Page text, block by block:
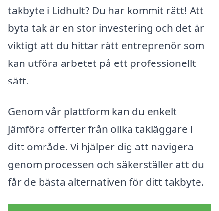
takbyte i Lidhult? Du har kommit rätt! Att
byta tak är en stor investering och det är
viktigt att du hittar rätt entreprenör som
kan utföra arbetet på ett professionellt
sätt.
Genom vår plattform kan du enkelt
jämföra offerter från olika takläggare i
ditt område. Vi hjälper dig att navigera
genom processen och säkerställer att du
får de bästa alternativen för ditt takbyte.